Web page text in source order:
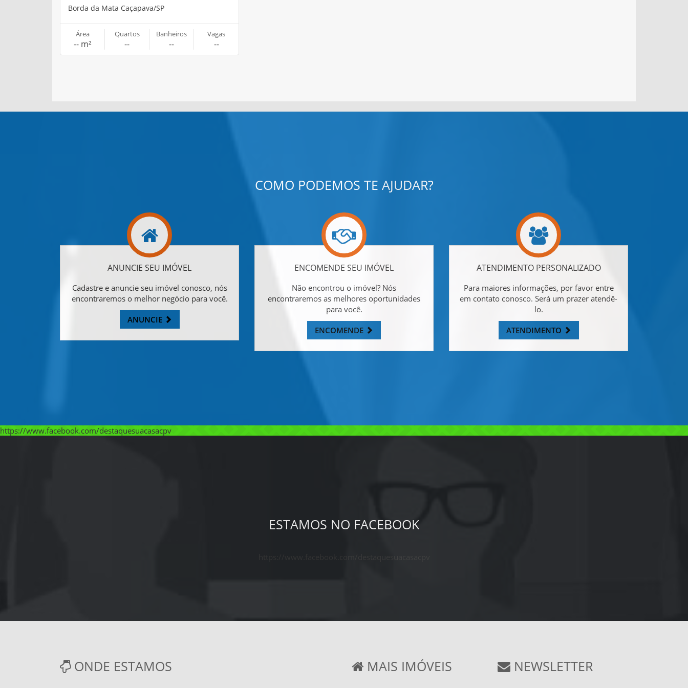
Borda da Mata Caçapava/SP
Área
-- m²
Quartos
--
Banheiros
--
Vagas
--
COMO PODEMOS TE AJUDAR?
ANUNCIE SEU IMÓVEL
Cadastre e anuncie seu imóvel conosco, nós
encontraremos o melhor negócio para você.
ANUNCIE
ENCOMENDE SEU IMÓVEL
Não encontrou o imóvel? Nós
encontraremos as melhores oportunidades
para você.
ENCOMENDE
ATENDIMENTO PERSONALIZADO
Para maiores informações, por favor entre
em contato conosco. Será um prazer atendê-
lo.
ATENDIMENTO
https://www.facebook.com/destaquesuacasacpv
ESTAMOS NO FACEBOOK
ONDE ESTAMOS MAIS IMÓVEIS NEWSLETTER